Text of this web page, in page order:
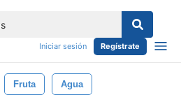
Iniciar sesión Regístrate
Fruta Agua